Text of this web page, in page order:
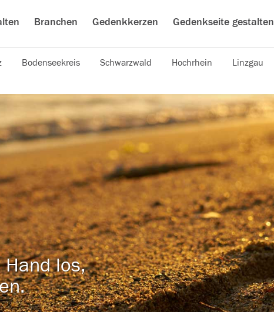
Branchen Gedenkkerzen Gedenkseite gestalten
Bodenseekreis Schwarzwald Hochrhein Linzgau
los,